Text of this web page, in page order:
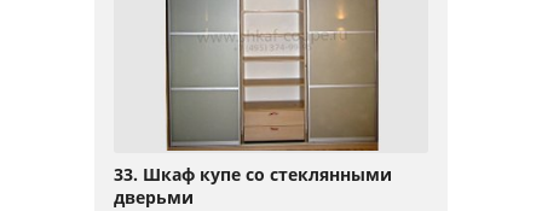
33. Шкаф купе со стеклянными
дверьми